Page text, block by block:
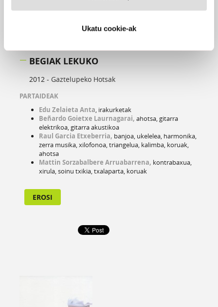
Ukatu cookie-ak
BEGIAK LEKUKO
2012 - Gaztelupeko Hotsak
PARTAIDEAK
Edu Zelaieta Anta, irakurketak
Beñardo Goietxe Laurnagarai, ahotsa, gitarra
elektrikoa, gitarra akustikoa
Raul Garcia Etxeberria, banjoa, ukelelea, harmonika,
zerra musika, xilofonoa, triangelua, kalimba, koruak,
ahotsa
Mattin Sorzabalbere Arruabarrena, kontrabaxua,
xirula, soinu txikia, txalaparta, koruak
EROSI